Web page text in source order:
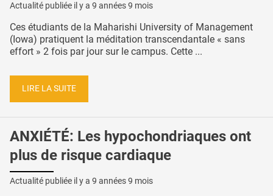
Actualité publiée il y a 9 années 9 mois
Ces étudiants de la Maharishi University of Management
(Iowa) pratiquent la méditation transcendantale « sans
effort » 2 fois par jour sur le campus. Cette ...
LIRE LA SUITE
ANXIÉTÉ: Les hypochondriaques ont
plus de risque cardiaque
Actualité publiée il y a 9 années 9 mois